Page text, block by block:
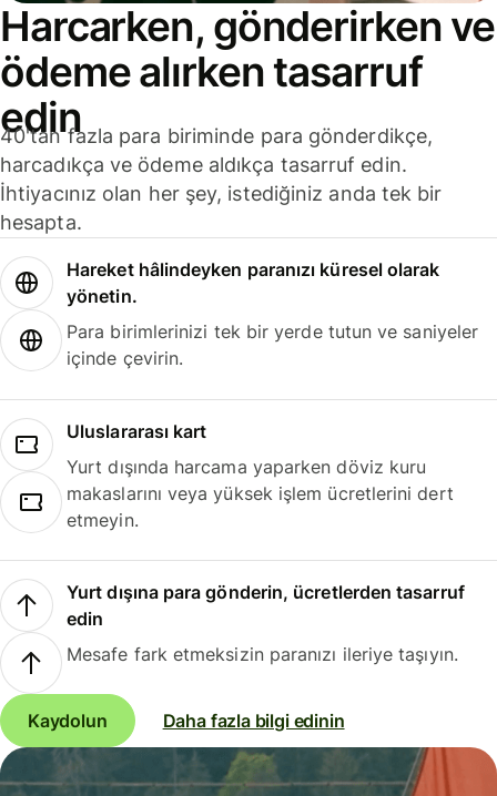
Harcarken, gönderirken ve
ödeme alırken tasarruf
edin
40'tan fazla para biriminde para gönderdikçe,
harcadıkça ve ödeme aldıkça tasarruf edin.
İhtiyacınız olan her şey, istediğiniz anda tek bir
hesapta.
Hareket hâlindeyken paranızı küresel olarak
yönetin.
Para birimlerinizi tek bir yerde tutun ve saniyeler
içinde çevirin.
Uluslararası kart
Yurt dışında harcama yaparken döviz kuru
makaslarını veya yüksek işlem ücretlerini dert
etmeyin.
Yurt dışına para gönderin, ücretlerden tasarruf
edin
Mesafe fark etmeksizin paranızı ileriye taşıyın.
Kaydolun Daha fazla bilgi edinin